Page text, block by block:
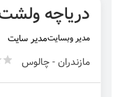
دریاچه
مدیر سایتمدیر وبسایت
مازندران - چالوس